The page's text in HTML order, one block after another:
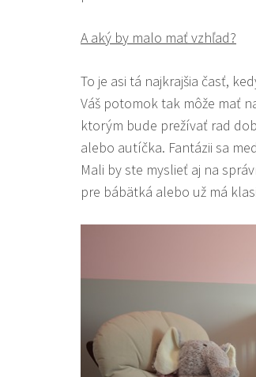
A aký by malo mať vzhľad?
To je asi tá najkrajšia časť,
Váš potomok tak môže mať
ktorým bude prežívať rad
alebo autíčka. Fantázii sa
Mali by ste myslieť aj na
pre bábätká alebo už má